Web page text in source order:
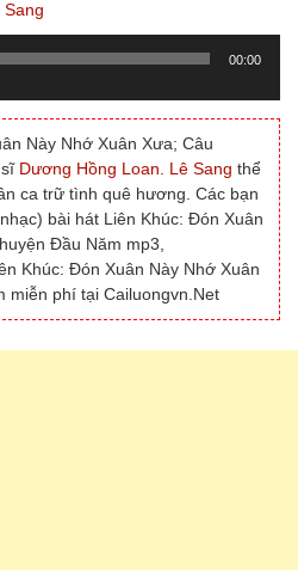
00:00
Này Nhớ Xuân Xưa; Câu
Dương Hồng Loan. Lê Sang thể
ca trữ tình quê hương. Các bạn
bài hát Liên Khúc: Đón Xuân
Đầu Năm mp3,
Khúc: Đón Xuân Này Nhớ Xuân
miễn phí tại Cailuongvn.Net